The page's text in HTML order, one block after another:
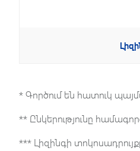
* Գործում են հատուկ
** Ընկերությունը
*** Լիզինգի